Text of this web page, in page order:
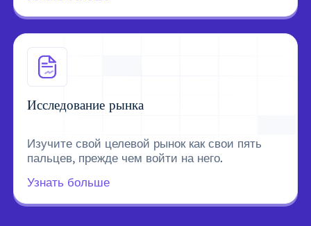
Исследование рынка
Изучите свой целевой рынок как свои пять
пальцев, прежде чем войти на него.
Узнать больше